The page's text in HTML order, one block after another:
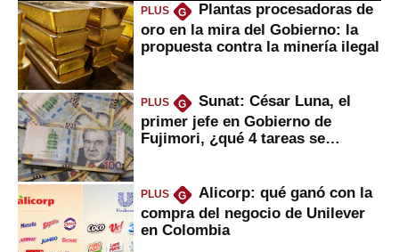
PLUS G
Plantas procesadoras de
oro en la mira del Gobierno: la
propuesta contra la minería ilegal
PLUS G
Sunat: César Luna, el
primer jefe en Gobierno de
Fujimori, ¿qué 4 tareas se
PLUS G
Alicorp: qué ganó con la
compra del negocio de Unilever
en Colombia